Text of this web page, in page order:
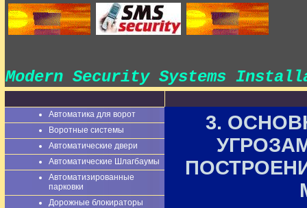
Modern Security Systems
Автоматика для ворот
Воротные системы
Автоматические двери
Автоматические Шлагбаумы
Автоматизированные
парковки
Дорожные блокираторы
3.